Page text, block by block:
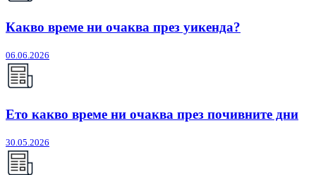
Какво време ни очаква през уикенда?
06.06.2026
Ето какво време ни очаква през почивните дни
30.05.2026